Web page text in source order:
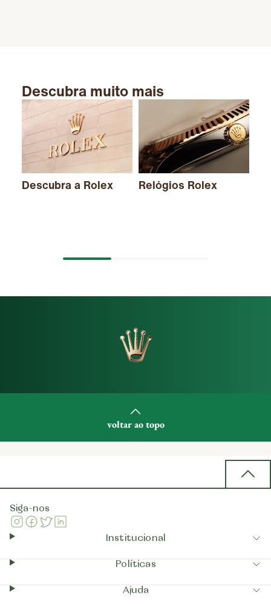
Descubra muito mais
Descubra a Rolex Relógios Rolex
voltar ao topo
Siga-nos
Instagram
Facebook
Twitter
Institucional
Políticas
Ajuda